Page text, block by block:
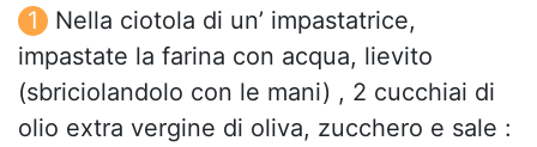
Nella ciotola di un’ impastatrice,
impastate la farina con acqua, lievito
(sbriciolandolo con le mani) , 2 cucchiai di
olio extra vergine di oliva, zucchero e sale :